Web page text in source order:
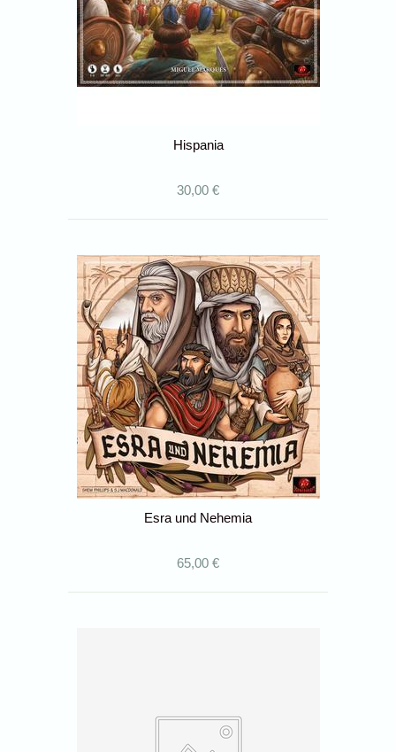
Hispania
30,00 €
Esra und Nehemia
65,00 €